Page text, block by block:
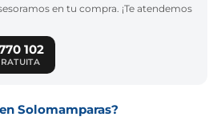
en tu compra. ¡Te atendemos
102
Solomamparas?